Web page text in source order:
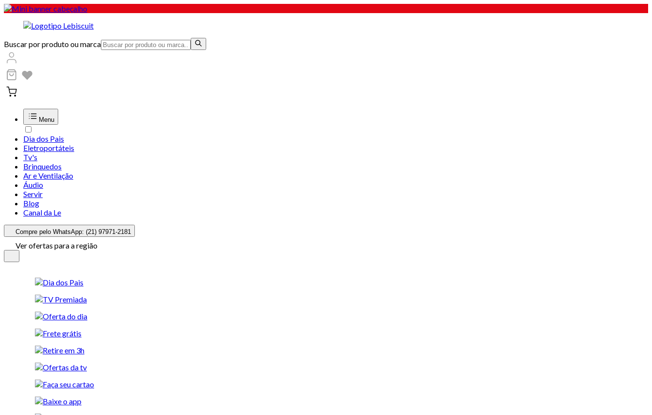
Buscar por produto ou marca
Menu
Dia dos Pais
Eletroportáteis
Tv's
Brinquedos
Ar e Ventilação
Áudio
Servir
Blog
Canal da Le
Compre pelo WhatsApp: (21) 97971-2181
Ver ofertas para a região